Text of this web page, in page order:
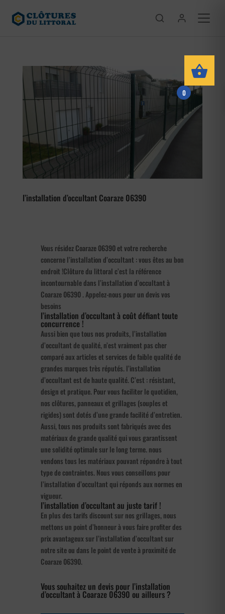
l’installation d’occultant Coaraze 06390
Vous résidez Coaraze 06390 et votre recherche
concerne l’installation d’occultant : vous êtes au bon
endroit !Clôture du littoral c’est la référence
incontournable dans l’installation d’occultant à
Coaraze 06390 . Appelez-nous pour un devis vos
besoins
l’installation d’occultant à coût défiant toute
concurrence !
Aussi bien que tous nos produits, l’installation
d’occultant de qualité, n’est vraiment pas cher
comparé aux articles et services de faible qualité de
grandes marques très réputés. l’installation
d’occultant est de haute qualité. C’est : résistant,
design et pratique. Pour vous faciliter le quotidien,
nos clôtures, panneaux et grillages (souples et
rigides) sont dotés d’une grande facilité d’entretien.
Aussi, tous nos produits sont fabriqués avec des
matériaux de grande qualité qui vous garantissent
une solidité optimale sur le long terme. nous
vendons tous les matériaux pouvant répondre à tout
type de contraintes. Nous vous conseillons pour
l’installation d’occultant qui réponds aux normes en
vigueur.
l’installation d’occultant au juste tarif !
En plus des tarifs discount sur nos grillages, nous
mettons un point d’honneur à vous faire profiter des
prix avantageux sur l’installation d’occultant sur
notre site ou dans le point de vente à proximité de
Coaraze 06390.
Vous souhaitez un devis pour l’installation
d’occultant à Coaraze 06390 ou ailleurs ?
0